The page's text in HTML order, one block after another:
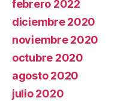
febrero 2022
diciembre 2020
noviembre 2020
octubre 2020
agosto 2020
julio 2020